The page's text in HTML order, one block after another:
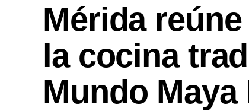
Mérida
la cocina
Mundo Maya